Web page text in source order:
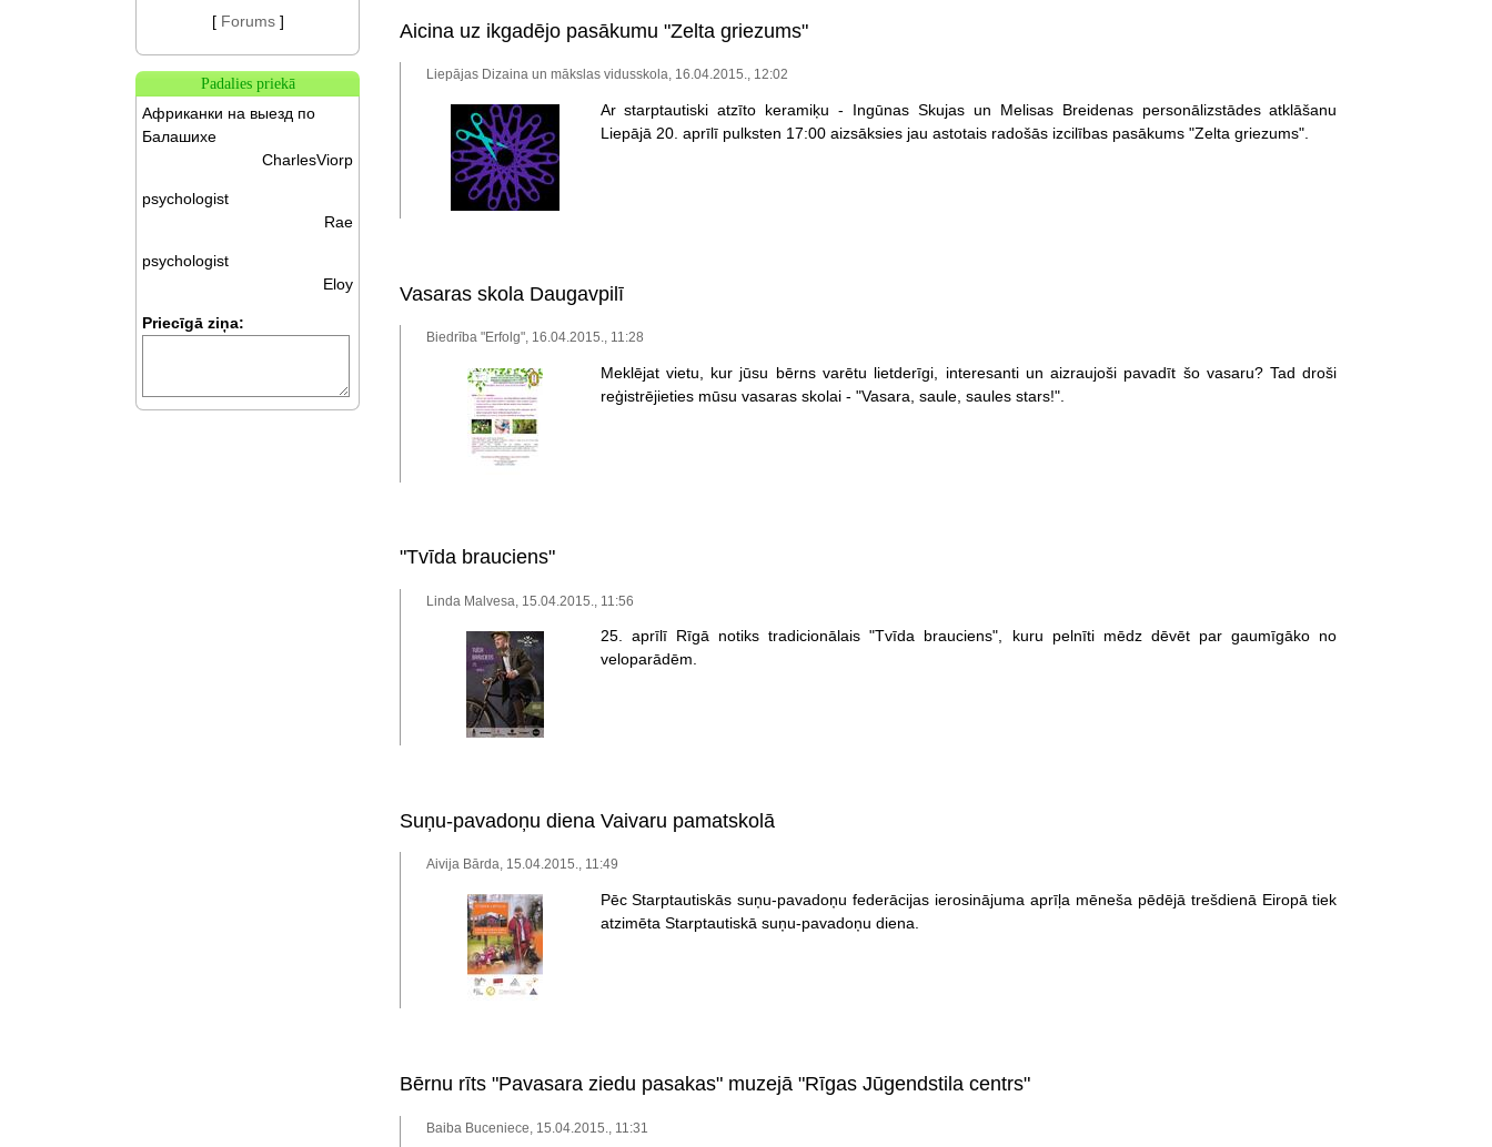
Aicina uz ikgadējo pasākumu "Zelta griezums"
Liepājas Dizaina un mākslas vidusskola, 16.04.2015., 12:02
Ar starptautiski atzīto keramiķu - Ingūnas Skujas un Melisas Breidenas personālizstādes atklāšanu
Liepājā 20. aprīlī pulksten 17:00 aizsāksies jau astotais radošās izcilības pasākums "Zelta griezums".
Vasaras skola Daugavpilī
Biedrība "Erfolg", 16.04.2015., 11:28
Meklējat vietu, kur jūsu bērns varētu lietderīgi, interesanti un aizraujoši pavadīt šo vasaru? Tad droši
reģistrējieties mūsu vasaras skolai - "Vasara, saule, saules stars!".
"Tvīda brauciens"
Linda Malvesa, 15.04.2015., 11:56
25. aprīlī Rīgā notiks tradicionālais "Tvīda brauciens", kuru pelnīti mēdz dēvēt par gaumīgāko no
veloparādēm.
Suņu-pavadoņu diena Vaivaru pamatskolā
Aivija Bārda, 15.04.2015., 11:49
Pēc Starptautiskās suņu-pavadoņu federācijas ierosinājuma aprīļa mēneša pēdējā trešdienā Eiropā tiek
atzimēta Starptautiskā suņu-pavadoņu diena.
Bērnu rīts "Pavasara ziedu pasakas" muzejā "Rīgas Jūgendstila centrs"
Baiba Buceniece, 15.04.2015., 11:31
[ Forums]
Padalies priekā
Африканки на выезд по
Балашихе
CharlesViorp
psychologist
Rae
psychologist
Eloy
Priecīgā ziņa: